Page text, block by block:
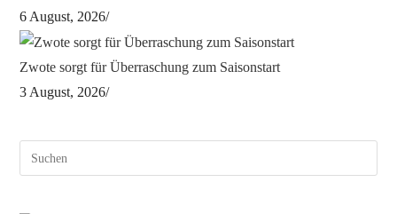
6 August, 2026/
Zwote sorgt für Überraschung zum Saisonstart
3 August, 2026/